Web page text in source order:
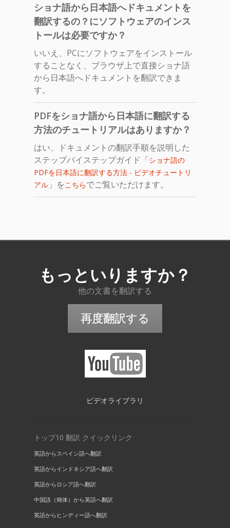
ショナ語から日本語へドキュメントを
翻訳するの？にソフトウェアのインス
トールは必要ですか？
いいえ、PCにソフトウェアをインストール
することなく、ブラウザ上で直接ショナ語
から日本語へドキュメントを翻訳できま
す。
PDFをショナ語から日本語に翻訳する
方法のチュートリアルはありますか？
はい、ドキュメントの翻訳手順を説明した
ステップバイステップガイド「ショナ語の
PDFを日本語に翻訳する方法 - ビデオチュートリ
アル 」を こちらでご覧いただけます。
もっといりますか？
他の文書を翻訳する
再度翻訳する
ビデオライブラリ
トップ10 翻訳 クイックリンク
英語からスペイン語へ翻訳
英語からインドネシア語へ翻訳
英語からロシア語へ翻訳
中国語（簡体）から英語へ翻訳
英語からヒンディー語へ翻訳